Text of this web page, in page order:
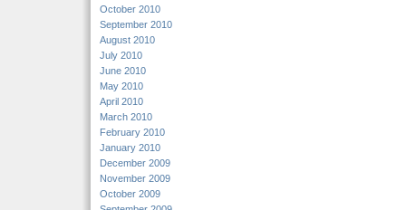
October 2010
September 2010
August 2010
July 2010
June 2010
May 2010
April 2010
March 2010
February 2010
January 2010
December 2009
November 2009
October 2009